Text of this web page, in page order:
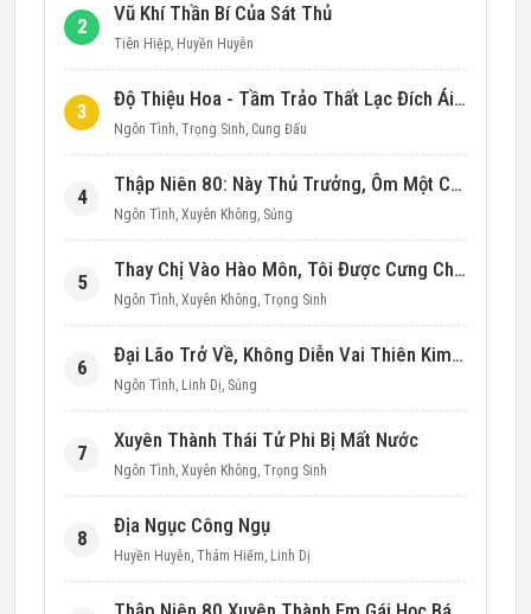
2
Vũ Khí Thần Bí Của Sát Thủ
Tiên Hiệp, Huyền Huyễn
3
Độ Thiệu Hoa - Tầm Trảo Thất Lạc Đích Ái Tình
Ngôn Tình, Trọng Sinh, Cung Đấu
4
Thập Niên 80: Này Thủ Trưởng, Ôm Một Cái Đi!
Ngôn Tình, Xuyên Không, Sủng
5
Thay Chị Vào Hào Môn, Tôi Được Cưng Chiều Hết Mực (Thập Niên 90)
Ngôn Tình, Xuyên Không, Trọng Sinh
6
Đại Lão Trở Về, Không Diễn Vai Thiên Kim Giả Nữa
Ngôn Tình, Linh Dị, Sủng
7
Xuyên Thành Thái Tử Phi Bị Mất Nước
Ngôn Tình, Xuyên Không, Trọng Sinh
8
Địa Ngục Công Ngụ
Huyền Huyễn, Thám Hiểm, Linh Dị